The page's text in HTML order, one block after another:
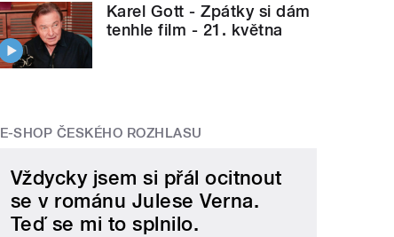
Karel Gott - Zpátky si dám
tenhle film - 21. května
E-SHOP ČESKÉHO ROZHLASU
Vždycky jsem si přál ocitnout
se v románu Julese Verna.
Teď se mi to splnilo.